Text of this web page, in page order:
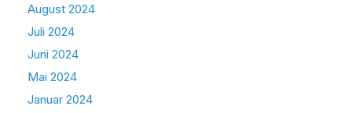
August 2024
Juli 2024
Juni 2024
Mai 2024
Januar 2024